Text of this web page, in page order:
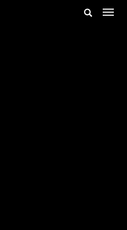
Suche